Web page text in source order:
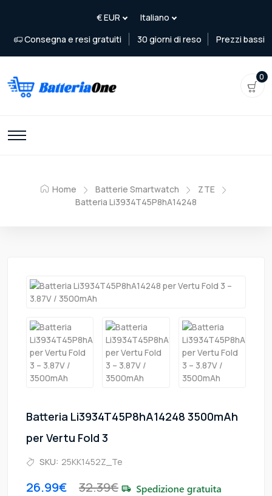
Consegna e resi gratuiti 30 giorni di reso Prezzi bassi
0
Home Batterie Smartwatch
ZTE
Batteria Li3934T45P8hA14248
Batteria Li3934T45P8hA14248 3500mAh
per Vertu Fold 3
SKU: 25KK1452Z_Te
26.99€ 32.39€